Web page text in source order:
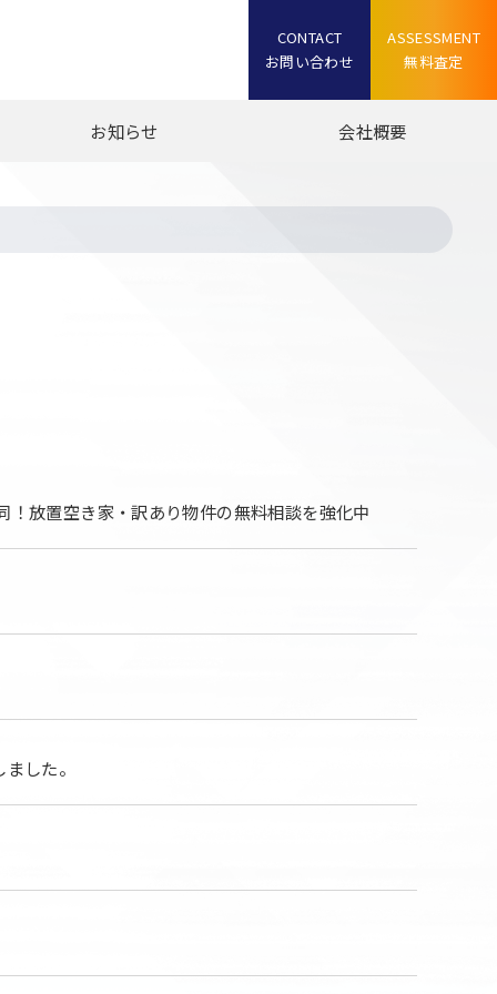
CONTACT
お問い合わせ
ASSESSMENT
無料査定
お知らせ 会社概要
放置空き家・訳あり物件の無料相談を強化中
した。